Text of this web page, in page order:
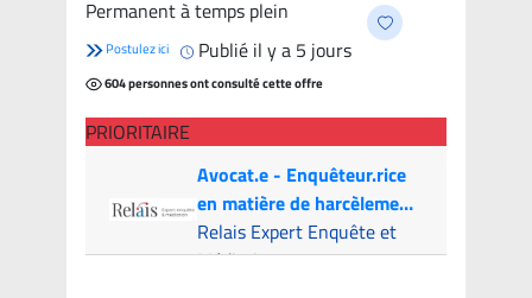
candidats
Permanent à temps plein
Postulez ici Publié il y a 5 jours
604 personnes ont consulté cette offre
PRIORITAIRE
Avocat.e - Enquêteur.rice
en matière de harcèlement
psychologique
Relais Expert Enquête et
Médiation